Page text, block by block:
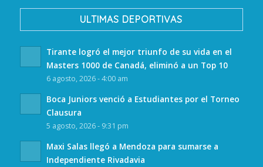
ULTIMAS DEPORTIVAS
Tirante logró el mejor triunfo de su vida en el
Masters 1000 de Canadá, eliminó a un Top 10
6 agosto, 2026 - 4:00 am
Boca Juniors venció a Estudiantes por el Torneo
Clausura
5 agosto, 2026 - 9:31 pm
Maxi Salas llegó a Mendoza para sumarse a
Independiente Rivadavia